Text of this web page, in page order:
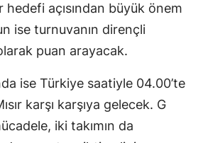
hedefi açısından büyük önem
ise turnuvanın dirençli
puan arayacak.
ise Türkiye saatiyle 04.00’te
karşı karşıya gelecek. G
iki takımın da